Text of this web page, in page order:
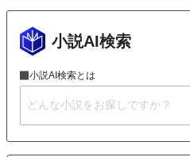
小説AI検索
小説AI検索とは